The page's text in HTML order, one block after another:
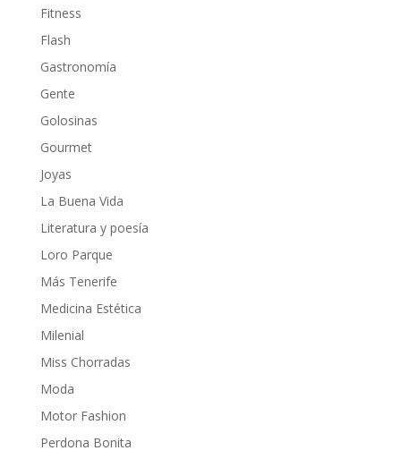
Fitness
Flash
Gastronomía
Gente
Golosinas
Gourmet
Joyas
La Buena Vida
Literatura y poesía
Loro Parque
Más Tenerife
Medicina Estética
Milenial
Miss Chorradas
Moda
Motor Fashion
Perdona Bonita